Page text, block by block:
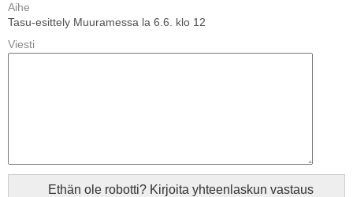
Aihe
Tasu-esittely Muuramessa la 6.6. klo 12
Viesti
Ethän ole robotti? Kirjoita yhteenlaskun vastaus